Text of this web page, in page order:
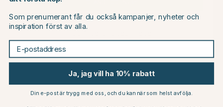
Golden Wings 3-delat bett
1049 kr
4.4 utav 5 stjärnor
Golden Wings 3-delat Gag 4-
1349 kr
Betyg:
Som prenumerant får du också kampanjer, nyheter och
inspiration först av alla.
E-postaddress
Ja, jag vill ha 10% rabatt
Din e-post är trygg med oss, och du kan när som helst avfölja.